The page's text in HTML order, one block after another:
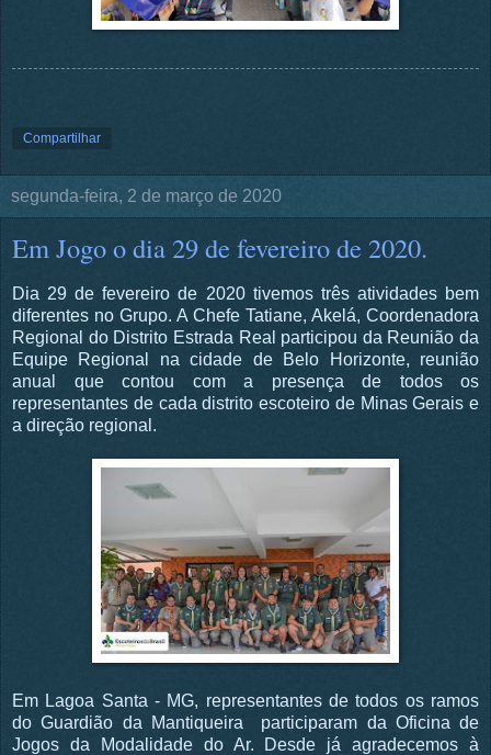
Compartilhar
segunda-feira, 2 de março de 2020
Em Jogo o dia 29 de fevereiro de 2020.
Dia 29 de fevereiro de 2020 tivemos três atividades bem
diferentes no Grupo. A Chefe Tatiane, Akelá, Coordenadora
Regional do Distrito Estrada Real participou da Reunião da
Equipe Regional na cidade de Belo Horizonte, reunião
anual que contou com a presença de todos os
representantes de cada distrito escoteiro de Minas Gerais e
a direção regional.
Em Lagoa Santa - MG, representantes de todos os ramos
do Guardião da Mantiqueira participaram da Oficina de
Jogos da Modalidade do Ar. Desde já agradecemos à